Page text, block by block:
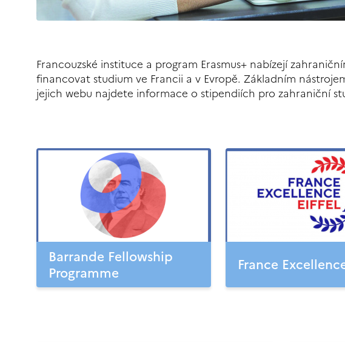
Francouzské instituce a program Erasmus+ nabízejí
financovat studium ve Francii a v Evropě. Základním
jejich webu najdete informace o stipendiích pro zahraniční
Barrande Fellowship
Programme
France